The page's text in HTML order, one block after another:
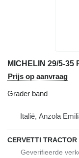
MICHELIN 29/5-35
Prijs op aanvraag
Grader band
Italië, Anzola
CERVETTI TRACTOR